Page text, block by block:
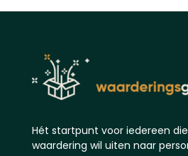
Hét startpunt voor iedereen
waardering wil uiten naar